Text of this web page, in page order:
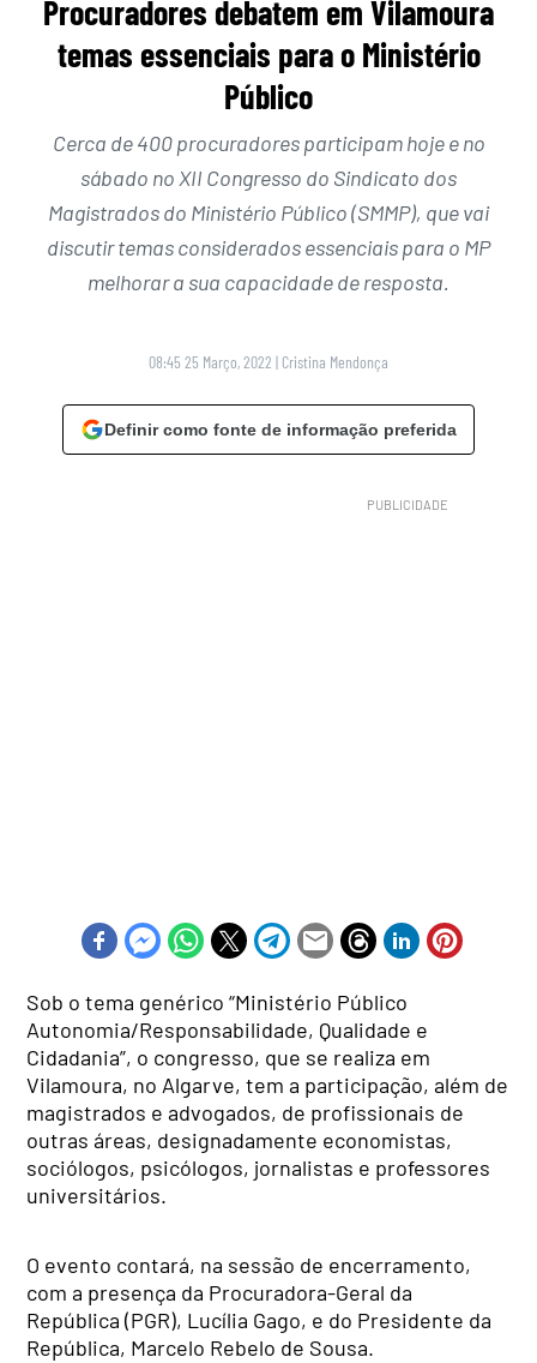
Procuradores debatem em Vilamoura
temas essenciais para o Ministério
Público
Cerca de 400 procuradores participam hoje e no
sábado no XII Congresso do Sindicato dos
Magistrados do Ministério Público (SMMP), que vai
discutir temas considerados essenciais para o MP
melhorar a sua capacidade de resposta.
08:45 25 Março, 2022 | Cristina Mendonça
Definir como fonte de informação preferida
Sob o tema genérico “Ministério Público
Autonomia/Responsabilidade, Qualidade e
Cidadania”, o congresso, que se realiza em
Vilamoura, no Algarve, tem a participação, além de
magistrados e advogados, de profissionais de
outras áreas, designadamente economistas,
sociólogos, psicólogos, jornalistas e professores
universitários.
O evento contará, na sessão de encerramento,
com a presença da Procuradora-Geral da
República (PGR), Lucília Gago, e do Presidente da
República, Marcelo Rebelo de Sousa.